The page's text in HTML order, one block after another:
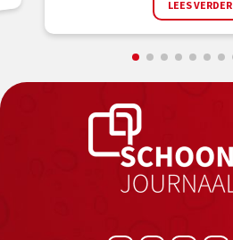
LEES VERDER